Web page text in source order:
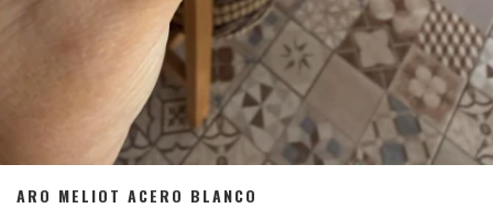
ARO MELIOT ACERO BLANCO